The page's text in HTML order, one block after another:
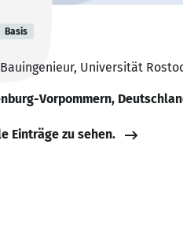
Basis
Universität
Vorpommern,
Einträge zu sehen.